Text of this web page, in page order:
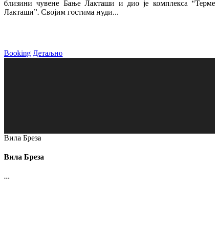
близини чувене Бање Лакташи и дио је комплекса “Терме
Лакташи”. Својим гостима нуди...
Booking Детаљно
Вила Бреза
Вила Бреза
...